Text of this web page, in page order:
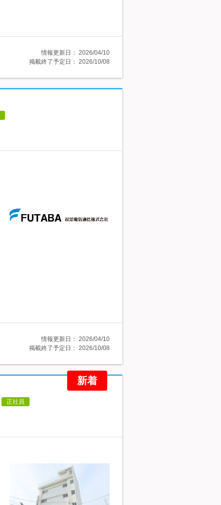
情報更新日： 2026/04/10
掲載終了予定日： 2026/10/08
情報更新日： 2026/04/10
掲載終了予定日： 2026/10/08
新着
正社員